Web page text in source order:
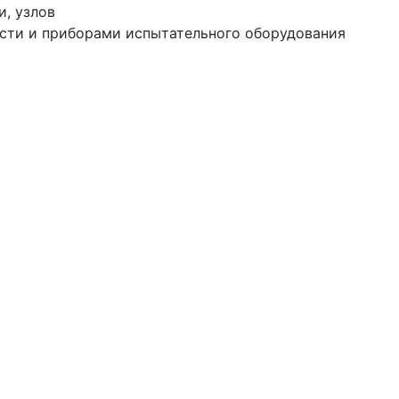
узлов
и приборами испытательного оборудования